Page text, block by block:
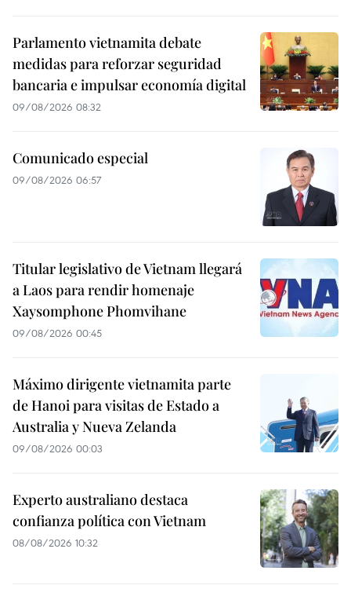
Parlamento vietnamita debate
medidas para reforzar seguridad
bancaria e impulsar economía digital
09/08/2026 08:32
Comunicado especial
09/08/2026 06:57
Titular legislativo de Vietnam llegará
a Laos para rendir homenaje
Xaysomphone Phomvihane
09/08/2026 00:45
Máximo dirigente vietnamita parte
de Hanoi para visitas de Estado a
Australia y Nueva Zelanda
09/08/2026 00:03
Experto australiano destaca
confianza política con Vietnam
08/08/2026 10:32